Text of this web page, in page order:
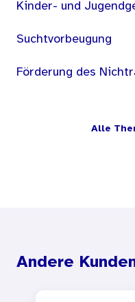
Kinder- und
Suchtvorbeugung
Förderung des
Alle
Andere